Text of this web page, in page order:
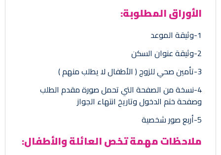
الأوراق المطلوبة:
1-وثيقة الموعد
2-وثيقة عنوان السكن
3-تأمين صحي للزوج ( الأطفال لا يطلب منهم )
4-نسخة من الصفحة التي تحمل صورة مقدم الطلب
وصفحة ختم الدخول وتاريخ انتهاء الجواز
5-أربع صور شخصية
ملاحظات مهمة تخص العائلة والأطفال: